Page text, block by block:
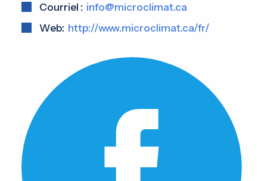
Courriel : info@microclimat.ca
Web: http://www.microclimat.ca/fr/